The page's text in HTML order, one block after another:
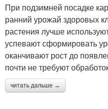
При подзимней посадке
ранний урожай здоровых
растения лучше
успевают сформировать
оканчивают рост до
почти не требуют
читать дальше →